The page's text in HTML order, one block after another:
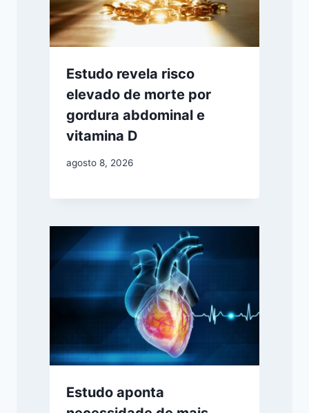
Estudo revela risco
elevado de morte por
gordura abdominal e
vitamina D
agosto 8, 2026
Estudo aponta